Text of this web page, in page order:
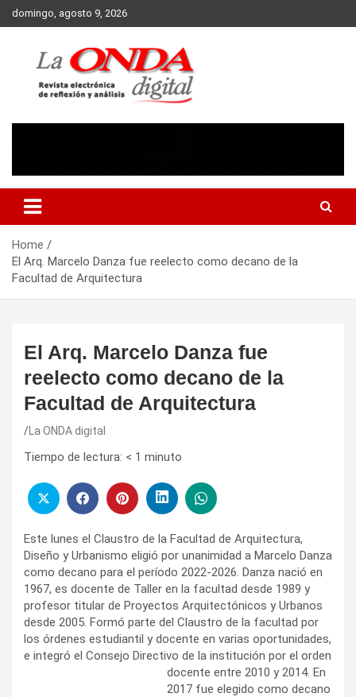
Skip
to
domingo, agosto 9, 2026
Home
El Arq. Marcelo Danza fue reelecto como decano de la
Facultad de Arquitectura
El Arq. Marcelo Danza fue
reelecto como decano de la
Facultad de Arquitectura
La ONDA digital
Tiempo de lectura: < 1 minuto
Este lunes el Claustro de la Facultad de Arquitectura,
Diseño y Urbanismo eligió por unanimidad a Marcelo Danza
como decano para el período 2022-2026. Danza nació en
1967, es docente de Taller en la facultad desde 1989 y
profesor titular de Proyectos Arquitectónicos y Urbanos
desde 2005. Formó parte del Claustro de la facultad por
los órdenes estudiantil y docente en varias oportunidades,
e integró el Consejo Directivo de la institución por el orden
docente entre 2010 y 2014. En
2017 fue elegido como decano